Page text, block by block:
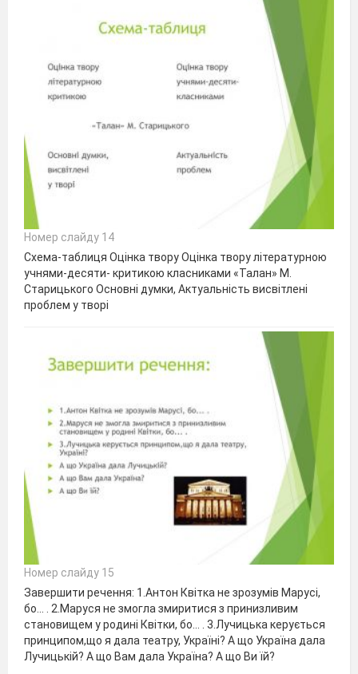
Номер слайду 14
Схема-таблиця Оцінка твору Оцінка твору літературною
учнями-десяти- критикою класниками «Талан» М.
Старицького Основні думки, Актуальність висвітлені
проблем у творі
Номер слайду 15
Завершити речення: 1.Антон Квітка не зрозумів Марусі,
бо... . 2.Маруся не змогла змиритися з принизливим
становищем у родині Квітки, бо... . 3.Лучицька керується
принципом,що я дала театру, Україні? А що Україна дала
Лучицькій? А що Вам дала Україна? А що Ви їй?